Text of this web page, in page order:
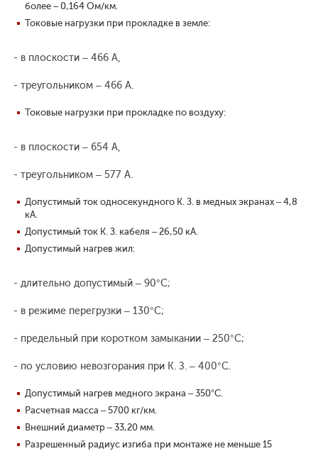
более – 0,164 Ом/км.
Токовые нагрузки при прокладке в земле:
- в плоскости – 466 А,
- треугольником – 466 А.
Токовые нагрузки при прокладке по воздуху:
- в плоскости – 654 А,
- треугольником – 577 А.
Допустимый ток односекундного К. З. в медных экранах – 4,8
кА.
Допустимый ток К. З. кабеля – 26,50 кА.
Допустимый нагрев жил:
- длительно допустимый – 90°С;
- в режиме перегрузки – 130°С;
- предельный при коротком замыкании – 250°С;
- по условию невозгорания при К. З. – 400°С.
Допустимый нагрев медного экрана – 350°С.
Расчетная масса – 5700 кг/км.
Внешний диаметр – 33,20 мм.
Разрешенный радиус изгиба при монтаже не меньше 15